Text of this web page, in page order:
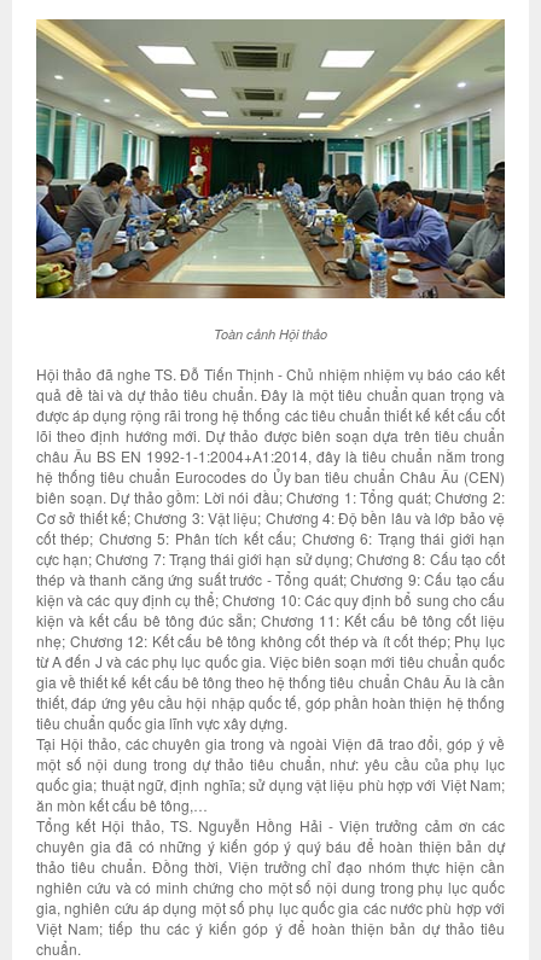
Toàn cảnh Hội thảo
Hội thảo đã nghe TS. Đỗ Tiến Thịnh - Chủ nhiệm nhiệm vụ báo cáo kết
quả đề tài và dự thảo tiêu chuẩn. Đây là một tiêu chuẩn quan trọng và
được áp dụng rộng rãi trong hệ thống các tiêu chuẩn thiết kế kết cấu cốt
lõi theo định hướng mới. Dự thảo được biên soạn dựa trên tiêu chuẩn
châu Âu BS EN 1992-1-1:2004+A1:2014, đây là tiêu chuẩn nằm trong
hệ thống tiêu chuẩn Eurocodes do Ủy ban tiêu chuẩn Châu Âu (CEN)
biên soạn. Dự thảo gồm: Lời nói đầu; Chương 1: Tổng quát; Chương 2:
Cơ sở thiết kế; Chương 3: Vật liệu; Chương 4: Độ bền lâu và lớp bảo vệ
cốt thép; Chương 5: Phân tích kết cấu; Chương 6: Trạng thái giới hạn
cực hạn; Chương 7: Trạng thái giới hạn sử dụng; Chương 8: Cấu tạo cốt
thép và thanh căng ứng suất trước - Tổng quát; Chương 9: Cấu tạo cấu
kiện và các quy định cụ thể; Chương 10: Các quy định bổ sung cho cấu
kiện và kết cấu bê tông đúc sẵn; Chương 11: Kết cấu bê tông cốt liệu
nhẹ; Chương 12: Kết cấu bê tông không cốt thép và ít cốt thép; Phụ lục
từ A đến J và các phụ lục quốc gia. Việc biên soạn mới tiêu chuẩn quốc
gia về thiết kế kết cấu bê tông theo hệ thống tiêu chuẩn Châu Âu là cần
thiết, đáp ứng yêu cầu hội nhập quốc tế, góp phần hoàn thiện hệ thống
tiêu chuẩn quốc gia lĩnh vực xây dựng.
Tại Hội thảo, các chuyên gia trong và ngoài Viện đã trao đổi, góp ý về
một số nội dung trong dự thảo tiêu chuẩn, như: yêu cầu của phụ lục
quốc gia; thuật ngữ, định nghĩa; sử dụng vật liệu phù hợp với Việt Nam;
ăn mòn kết cấu bê tông,…
Tổng kết Hội thảo, TS. Nguyễn Hồng Hải - Viện trưởng cảm ơn các
chuyên gia đã có những ý kiến góp ý quý báu để hoàn thiện bản dự
thảo tiêu chuẩn. Đồng thời, Viện trưởng chỉ đạo nhóm thực hiện cần
nghiên cứu và có minh chứng cho một số nội dung trong phụ lục quốc
gia, nghiên cứu áp dụng một số phụ lục quốc gia các nước phù hợp với
Việt Nam; tiếp thu các ý kiến góp ý để hoàn thiện bản dự thảo tiêu
chuẩn.